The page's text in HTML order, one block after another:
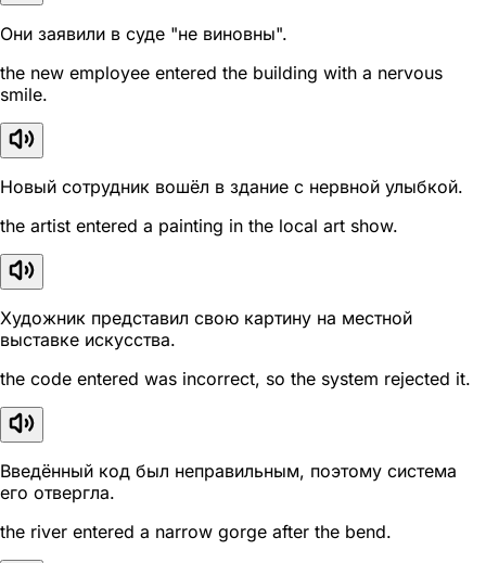
Они заявили в суде "не виновны".
the new employee entered the building with a nervous
smile.
Новый сотрудник вошёл в здание с нервной улыбкой.
the artist entered a painting in the local art show.
Художник представил свою картину на местной
выставке искусства.
the code entered was incorrect, so the system rejected it.
Введённый код был неправильным, поэтому система
его отвергла.
the river entered a narrow gorge after the bend.